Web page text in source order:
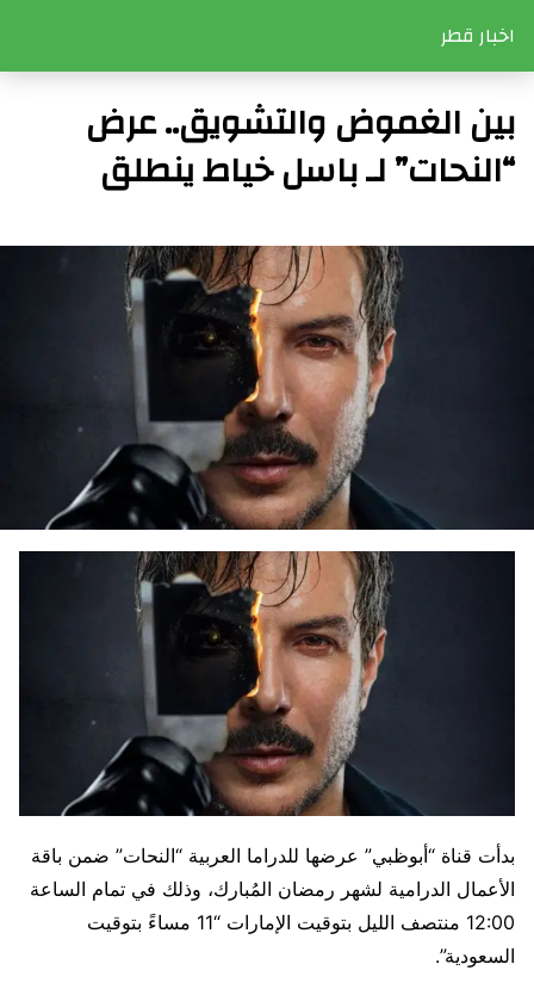
اخبار قطر
بين الغموض والتشويق.. عرض
“النحات” لـ باسل خياط ينطلق
بدأت قناة “أبوظبي” عرضها للدراما العربية “النحات” ضمن باقة
الأعمال الدرامية لشهر رمضان المُبارك، وذلك في تمام الساعة
12:00 منتصف الليل بتوقيت الإمارات “11 مساءً بتوقيت
السعودية”.